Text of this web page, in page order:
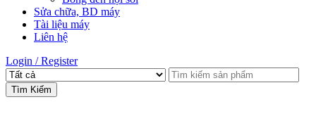
Sửa chữa, BD máy
Tài liệu máy
Liên hệ
Login / Register
Tìm Kiếm